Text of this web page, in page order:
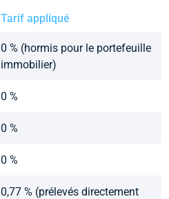
Tarif appliqué
0 % (hormis pour le portefeuille
immobilier)
0 %
0 %
0 %
0,77 % (prélevés directement